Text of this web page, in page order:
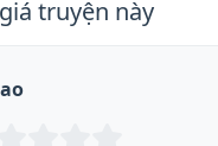
truyện này